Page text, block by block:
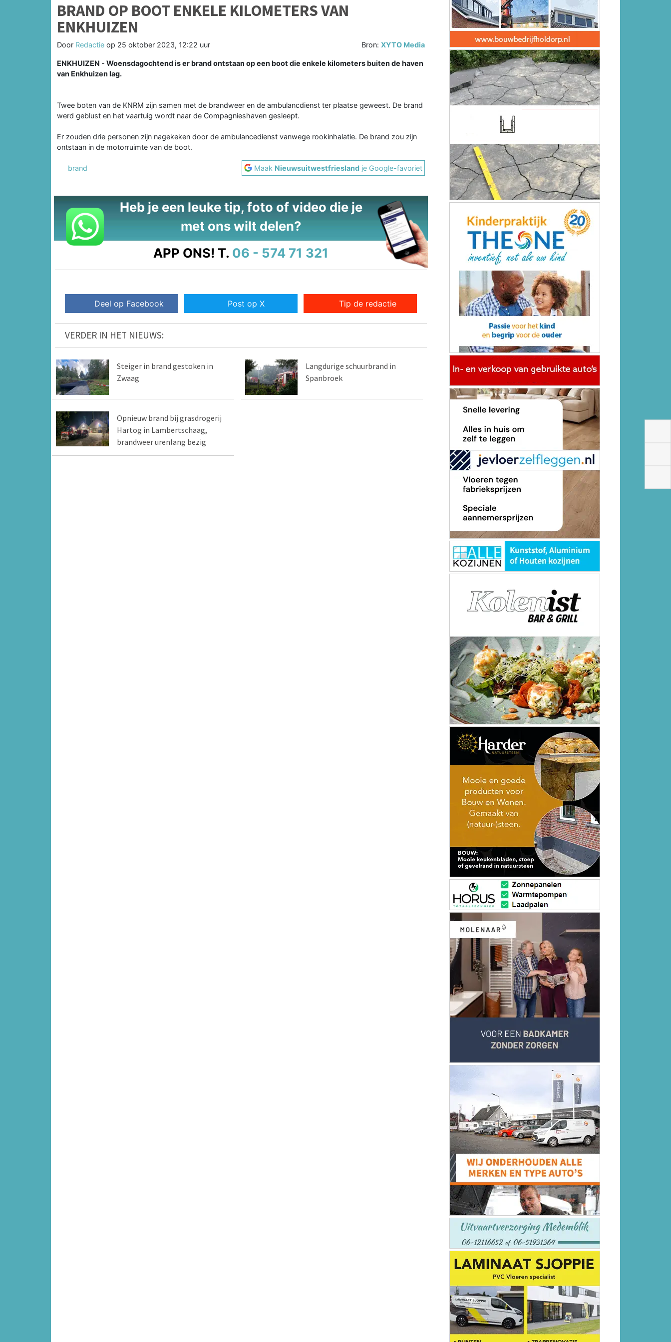
BRAND OP BOOT ENKELE KILOMETERS VAN
ENKHUIZEN
Door Redactie op 25 oktober 2023, 12:22 uur Bron:XYTO Media
ENKHUIZEN - Woensdagochtend is er brand ontstaan op een boot die enkele kilometers buiten de haven
van Enkhuizen lag.
Twee boten van de KNRM zijn samen met de brandweer en de ambulancdienst ter plaatse geweest. De brand
werd geblust en het vaartuig wordt naar de Compagnieshaven gesleept.
Er zouden drie personen zijn nagekeken door de ambulancedienst vanwege rookinhalatie. De brand zou zijn
ontstaan in de motorruimte van de boot.
brand Maak Nieuwsuitwestfriesland je Google-favoriet
Heb je een leuke tip, foto of video die je
met ons wilt delen?
APP ONS! T. 06 - 574 71 321
Deel op Facebook Post op X Tip de redactie
VERDER IN HET NIEUWS:
Steiger in brand gestoken in
Zwaag
Langdurige schuurbrand in
Spanbroek
Opnieuw brand bij grasdrogerij
Hartog in Lambertschaag,
brandweer urenlang bezig